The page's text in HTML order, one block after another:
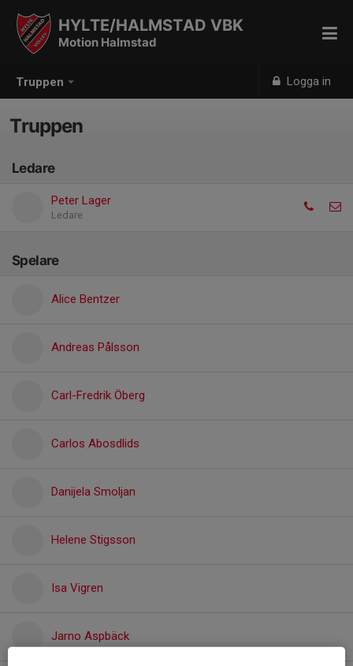
Truppen Logga in
HYLTE/HALMSTAD VBK
Motion Halmstad
Truppen
Ledare
Peter Lager
Ledare
Spelare
Alice Bentzer
Andreas Pålsson
Carl-Fredrik Öberg
Carlos Abosdlids
Danijela Smoljan
Helene Stigsson
Isa Vigren
Jarno Aspbäck